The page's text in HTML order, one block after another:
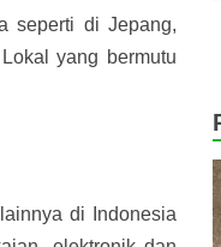
seperti di Jepang,
yang bermutu
di Indonesia